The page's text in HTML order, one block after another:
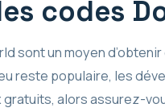
codes
sont un moyen
reste populaire, les
gratuits, alors assurez-